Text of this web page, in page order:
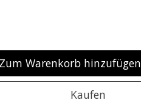
Zum Warenkorb hinzufügen
Kaufen